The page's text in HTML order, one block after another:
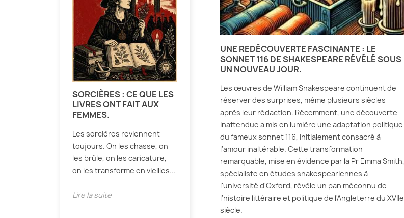
SORCIÈRES : CE QUE LES
LIVRES ONT FAIT AUX
FEMMES.
Les sorcières reviennent
toujours. On les chasse, on
les brûle, on les caricature,
on les transforme en vieilles...
Lire la suite
UNE REDÉCOUVERTE FASCINANTE : LE
SONNET 116 DE SHAKESPEARE RÉVÉLÉ SOUS
UN NOUVEAU JOUR.
Les œuvres de William Shakespeare continuent de
réserver des surprises, même plusieurs siècles
après leur rédaction. Récemment, une découverte
inattendue a mis en lumière une adaptation politique
du fameux sonnet 116, initialement consacré à
l'amour inaltérable. Cette transformation
remarquable, mise en évidence par la Pr Emma Smith,
spécialiste en études shakespeariennes à
l'université d'Oxford, révèle un pan méconnu de
l'histoire littéraire et politique de l'Angleterre du XVIIe
siècle.